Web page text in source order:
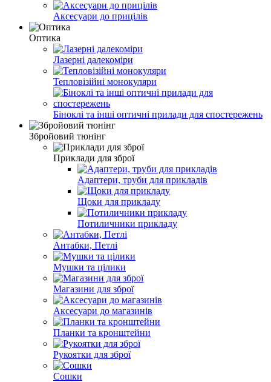
Аксесуари до прицілів
Оптика
Лазерні далекоміри
Тепловізійні монокуляри
Біноклі та інші оптичні прилади для спостережень
Збройовий тюнінг
Приклади для зброї
Адаптери, труби для прикладів
Щоки для прикладу
Потиличники прикладу
Антабки, Петлі
Мушки та цілики
Магазини для зброї
Аксесуари до магазинів
Планки та кронштейни
Рукоятки для зброї
Сошки